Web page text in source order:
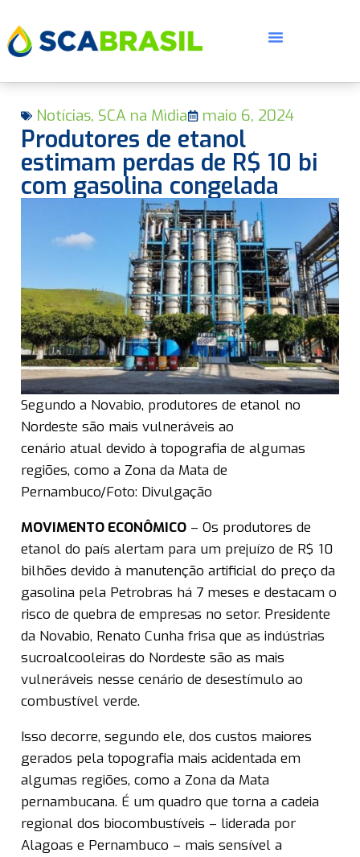
Notícias, SCA na Mìdia maio 6, 2024
Produtores de etanol
estimam perdas de R$ 10 bi
com gasolina congelada
Segundo a Novabio, produtores de etanol no
Nordeste são mais vulneráveis ao
cenário atual devido à topografia de algumas
regiões, como a Zona da Mata de
Pernambuco/Foto: Divulgação
MOVIMENTO ECONÔMICO – Os produtores de
etanol do país alertam para um prejuízo de R$ 10
bilhões devido à manutenção artificial do preço da
gasolina pela Petrobras há 7 meses e destacam o
risco de quebra de empresas no setor. Presidente
da Novabio, Renato Cunha frisa que as indústrias
sucroalcooleiras do Nordeste são as mais
vulneráveis nesse cenário de desestímulo ao
combustível verde.
Isso decorre, segundo ele, dos custos maiores
gerados pela topografia mais acidentada em
algumas regiões, como a Zona da Mata
pernambucana. É um quadro que torna a cadeia
regional dos biocombustíveis – liderada por
Alagoas e Pernambuco – mais sensível a